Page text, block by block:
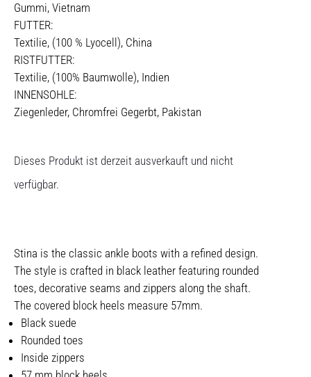
Gummi, Vietnam
FUTTER:
Textilie, (100 % Lyocell), China
RISTFUTTER:
Textilie, (100% Baumwolle), Indien
INNENSOHLE:
Ziegenleder, Chromfrei Gegerbt, Pakistan
Dieses Produkt ist derzeit ausverkauft und nicht
verfügbar.
Stina is the classic ankle boots with a refined design.
The style is crafted in black leather featuring rounded
toes, decorative seams and zippers along the shaft.
The covered block heels measure 57mm.
Black suede
Rounded toes
Inside zippers